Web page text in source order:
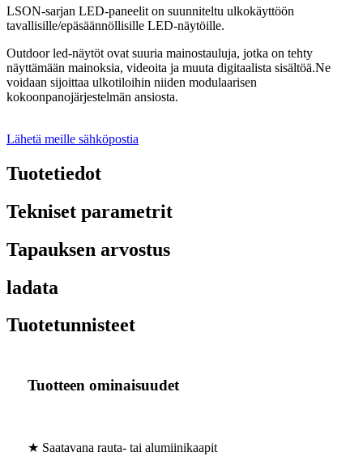
LSON-sarjan LED-paneelit on suunniteltu ulkokäyttöön
tavallisille/epäsäännöllisille LED-näytöille.
Outdoor led-näytöt ovat suuria mainostauluja, jotka on tehty
näyttämään mainoksia, videoita ja muuta digitaalista sisältöä.Ne
voidaan sijoittaa ulkotiloihin niiden modulaarisen
kokoonpanojärjestelmän ansiosta.
Lähetä meille sähköpostia
Tuotetiedot
Tekniset parametrit
Tapauksen arvostus
ladata
Tuotetunnisteet
Tuotteen ominaisuudet
★ Saatavana rauta- tai alumiinikaapit